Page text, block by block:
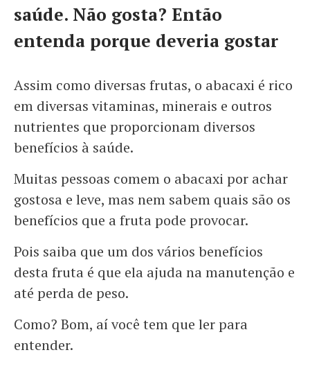
saúde. Não gosta? Então
entenda porque deveria gostar
Assim como diversas frutas, o abacaxi é rico
em diversas vitaminas, minerais e outros
nutrientes que proporcionam diversos
benefícios à saúde.
Muitas pessoas comem o abacaxi por achar
gostosa e leve, mas nem sabem quais são os
benefícios que a fruta pode provocar.
Pois saiba que um dos vários benefícios
desta fruta é que ela ajuda na manutenção e
até perda de peso.
Como? Bom, aí você tem que ler para
entender.